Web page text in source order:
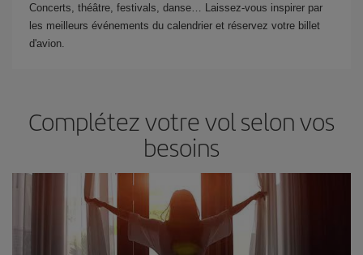
Concerts, théâtre, festivals, danse… Laissez-vous inspirer par
les meilleurs événements du calendrier et réservez votre billet
d'avion.
Complétez votre vol selon vos
besoins